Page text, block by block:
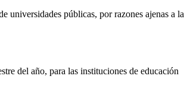
universidades públicas, por razones ajenas a la
del año, para las instituciones de educación